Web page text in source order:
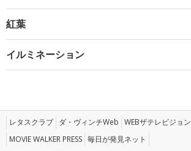
紅葉
イルミネーション
レタスクラブ ダ・ヴィンチWeb WEBザテレビジョン
MOVIE WALKER PRESS 毎日が発見ネット